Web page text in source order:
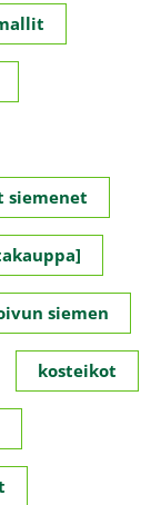
siemenet
siemen
kosteikot